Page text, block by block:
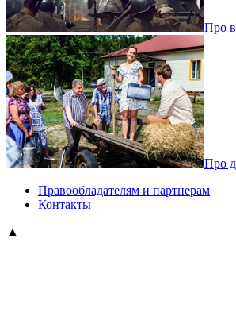
Про
Про
Правообладателям и партнерам
Контакты
▲